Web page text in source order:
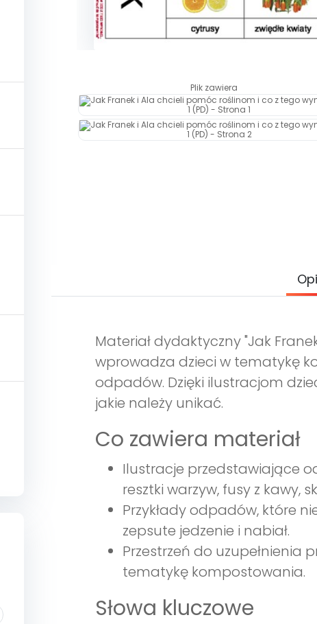
Plik zawiera
Materiał dydaktyczny "Jak
wprowadza dzieci w tematykę
odpadów. Dzięki ilustracjom
jakie należy unikać.
Co zawiera materiał
Ilustracje przedstawiające
resztki warzyw, fusy z kawy,
Przykłady odpadów, które
zepsute jedzenie i nabiał.
Przestrzeń do uzupełnienia
tematykę kompostowania.
Słowa kluczowe